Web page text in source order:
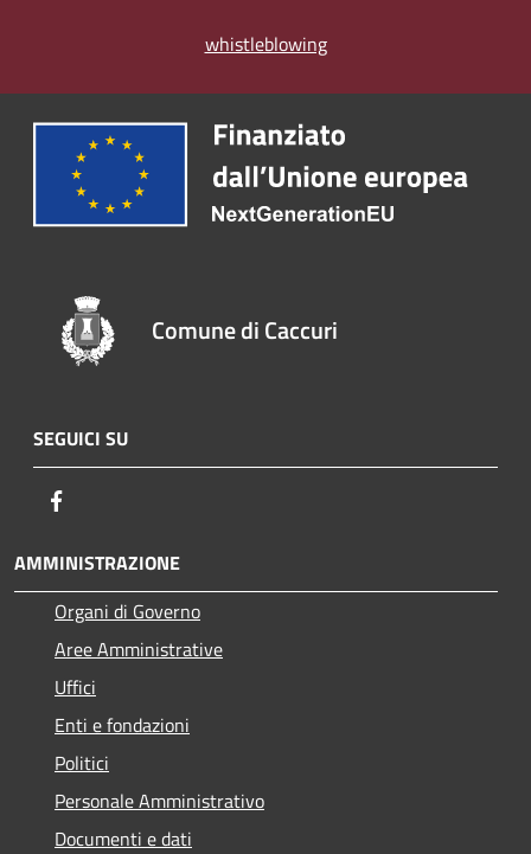
whistleblowing
Comune di Caccuri
SEGUICI SU
AMMINISTRAZIONE
Organi di Governo
Aree Amministrative
Uffici
Enti e fondazioni
Politici
Personale Amministrativo
Documenti e dati